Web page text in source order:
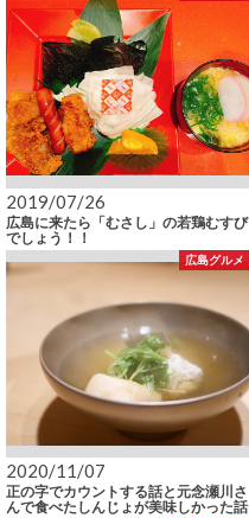
2019/07/26
広島に来たら「むさし」の若鶏むすび
でしょう！！
広島グルメ
2020/11/07
正の字でカウントする話と元念瀬川さ
んで食べたしんじょが美味しかった話